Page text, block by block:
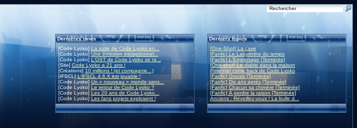
Dernières news
[Code Lyoko] La suite de Code Lyoko en...
[Code Lyoko]Une émission exceptionnel...
[Code Lyoko] L'OST de Code Lyoko se ra...
[Site] Code Lyoko a 21 ans !
[Créations] 10 millions ! (et compagnie...)
[IFSCL]L'IFSCL 4.6.X est jouable !
[Code Lyoko] Un « nouveau » monde sans...
[Code Lyoko] Le retour de Code Lyoko ?
[Code Lyoko] Les 20 ans de Code Lyoko...
[Code Lyoko] Les fans projets explosent !
Derniers topics
[One-Shot] La cave
[Fanfic] Le Labyrinthe du temps
[Fanfic] L'Engrenage [Terminée]
[One-shot] Le diable dans la maison
Potentiel come back de Code Lyoko
[Fanfic] Gnosis [Terminée]
[Fanfic] Dix ans après [Terminée]
[Fanfic] Chacun sa chimère [Terminée]
[Fanfic] À perdre la raison [Terminée]
Anciens : Réveillez-vous ! La bulle d...